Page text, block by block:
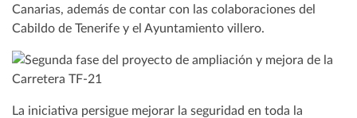
Canarias, además de contar con las colaboraciones del
Cabildo de Tenerife y el Ayuntamiento villero.
La iniciativa persigue mejorar la seguridad en toda la